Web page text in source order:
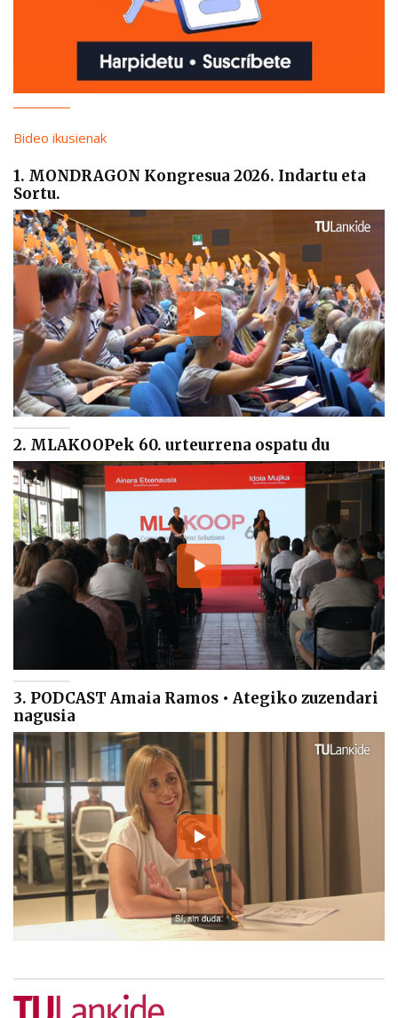
Bideo ikusienak
1. MONDRAGON Kongresua 2026. Indartu eta
Sortu.
2. MLAKOOPek 60. urteurrena ospatu du
3. PODCAST Amaia Ramos • Ategiko zuzendari
nagusia